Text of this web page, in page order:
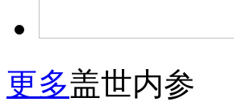
更多盖世内参